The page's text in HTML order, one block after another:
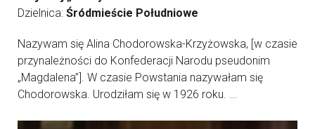
Dzielnica: Śródmieście Południowe
Nazywam się Alina Chodorowska-Krzyżowska, [w czasie
przynależności do Konfederacji Narodu pseudonim
„Magdalena”]. W czasie Powstania nazywałam się
Chodorowska. Urodziłam się w 1926 roku. ...